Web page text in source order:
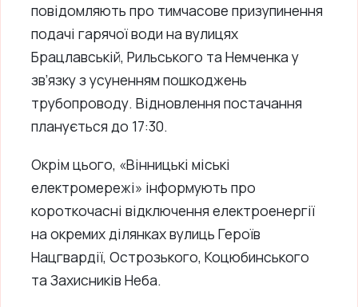
повідомляють про тимчасове призупинення
подачі гарячої води на вулицях
Брацлавській, Рильського та Немченка у
зв’язку з усуненням пошкоджень
трубопроводу. Відновлення постачання
планується до 17:30.
Окрім цього, «Вінницькі міські
електромережі» інформують про
короткочасні відключення електроенергії
на окремих ділянках вулиць Героїв
Нацгвардії, Острозького, Коцюбинського
та Захисників Неба.